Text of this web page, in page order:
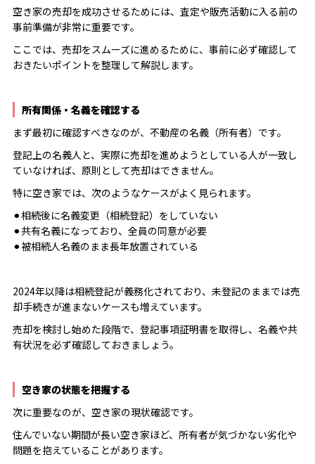
空き家の売却を成功させるためには、査定や販売活動に入る前の
事前準備が非常に重要です。
ここでは、売却をスムーズに進めるために、事前に必ず確認して
おきたいポイントを整理して解説します。
所有関係・名義を確認する
まず最初に確認すべきなのが、不動産の名義（所有者）です。
登記上の名義人と、実際に売却を進めようとしている人が一致し
ていなければ、原則として売却はできません。
特に空き家では、次のようなケースがよく見られます。
⚫︎相続後に名義変更（相続登記）をしていない
⚫︎共有名義になっており、全員の同意が必要
⚫︎被相続人名義のまま長年放置されている
2024年以降は相続登記が義務化されており、未登記のままでは売
却手続きが進まないケースも増えています。
売却を検討し始めた段階で、登記事項証明書を取得し、名義や共
有状況を必ず確認しておきましょう。
空き家の状態を把握する
次に重要なのが、空き家の現状確認です。
住んでいない期間が長い空き家ほど、所有者が気づかない劣化や
問題を抱えていることがあります。